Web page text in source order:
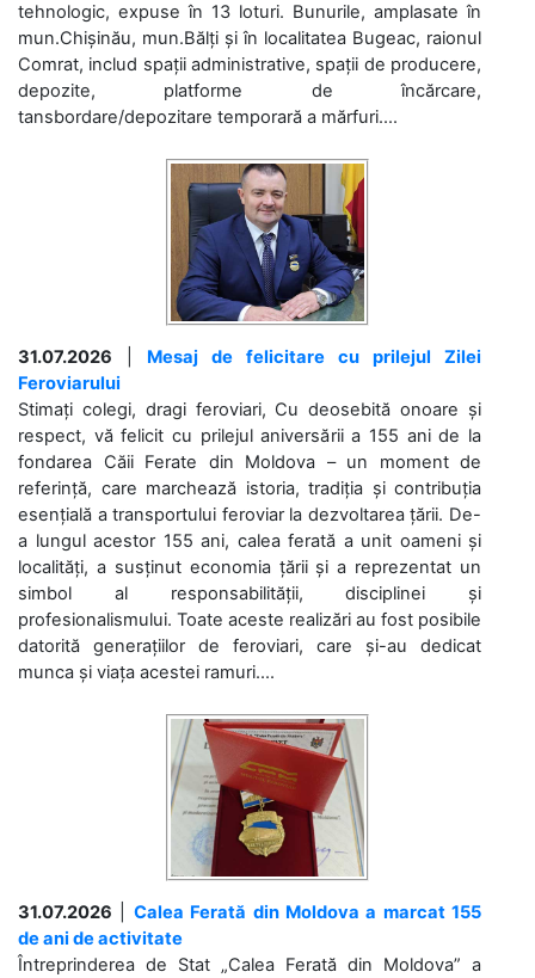
tehnologic, expuse în 13 loturi. Bunurile, amplasate în
mun.Chișinău, mun.Bălți și în localitatea Bugeac, raionul
Comrat, includ spații administrative, spații de producere,
depozite, platforme de încărcare,
tansbordare/depozitare temporară a mărfuri....
31.07.2026
Mesaj de felicitare cu prilejul Zilei
Feroviarului
Stimați colegi, dragi feroviari, Cu deosebită onoare și
respect, vă felicit cu prilejul aniversării a 155 ani de la
fondarea Căii Ferate din Moldova – un moment de
referință, care marchează istoria, tradiția și contribuția
esențială a transportului feroviar la dezvoltarea țării. De-
a lungul acestor 155 ani, calea ferată a unit oameni și
localități, a susținut economia țării și a reprezentat un
simbol al responsabilității, disciplinei și
profesionalismului. Toate aceste realizări au fost posibile
datorită generațiilor de feroviari, care și-au dedicat
munca și viața acestei ramuri....
31.07.2026
Calea Ferată din Moldova a marcat 155
de ani de activitate
Întreprinderea de Stat „Calea Ferată din Moldova” a